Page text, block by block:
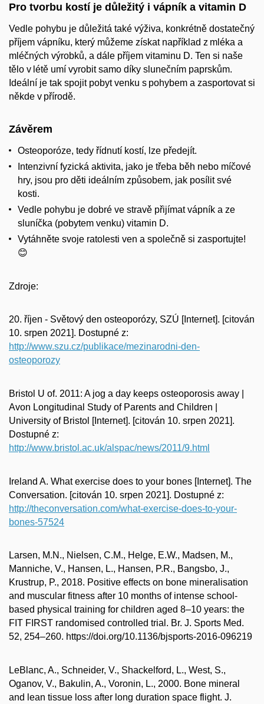
Pro tvorbu kostí je důležitý i vápník a vitamin D
Vedle pohybu je důležitá také výživa, konkrétně dostatečný
příjem vápníku, který můžeme získat například z mléka a
mléčných výrobků, a dále příjem vitaminu D. Ten si naše
tělo v létě umí vyrobit samo díky slunečním paprskům.
Ideální je tak spojit pobyt venku s pohybem a zasportovat si
někde v přírodě.
Závěrem
Osteoporóze, tedy řídnutí kostí, lze předejít.
Intenzivní fyzická aktivita, jako je třeba běh nebo míčové
hry, jsou pro děti ideálním způsobem, jak posílit své
kosti.
Vedle pohybu je dobré ve stravě přijímat vápník a ze
sluníčka (pobytem venku) vitamin D.
Vytáhněte svoje ratolesti ven a společně si zasportujte!
😊
Zdroje:
20. říjen - Světový den osteoporózy, SZÚ [Internet]. [citován
10. srpen 2021]. Dostupné z:
http://www.szu.cz/publikace/mezinarodni-den-
osteoporozy
Bristol U of. 2011: A jog a day keeps osteoporosis away |
Avon Longitudinal Study of Parents and Children |
University of Bristol [Internet]. [citován 10. srpen 2021].
Dostupné z:
http://www.bristol.ac.uk/alspac/news/2011/9.html
Ireland A. What exercise does to your bones [Internet]. The
Conversation. [citován 10. srpen 2021]. Dostupné z:
http://theconversation.com/what-exercise-does-to-your-
bones-57524
Larsen, M.N., Nielsen, C.M., Helge, E.W., Madsen, M.,
Manniche, V., Hansen, L., Hansen, P.R., Bangsbo, J.,
Krustrup, P., 2018. Positive effects on bone mineralisation
and muscular fitness after 10 months of intense school-
based physical training for children aged 8–10 years: the
FIT FIRST randomised controlled trial. Br. J. Sports Med.
52, 254–260. https://doi.org/10.1136/bjsports-2016-096219
LeBlanc, A., Schneider, V., Shackelford, L., West, S.,
Oganov, V., Bakulin, A., Voronin, L., 2000. Bone mineral
and lean tissue loss after long duration space flight. J.